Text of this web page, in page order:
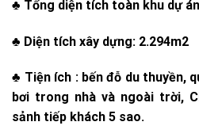
♣ Tổng diện tích toàn khu dự
♣ Diện tích xây dựng: 2.294m2
♣ Tiện ích : bến đỗ du thuyền,
bơi trong nhà và ngoài trời,
sảnh tiếp khách 5 sao.